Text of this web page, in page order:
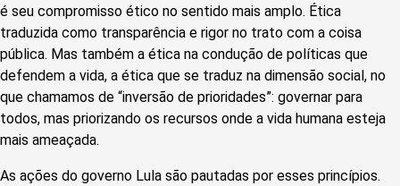
é seu compromisso ético no sentido mais amplo. Ética
traduzida como transparência e rigor no trato com a coisa
pública. Mas também a ética na condução de políticas que
defendem a vida, a ética que se traduz na dimensão social, no
que chamamos de “inversão de prioridades”: governar para
todos, mas priorizando os recursos onde a vida humana esteja
mais ameaçada.
As ações do governo Lula são pautadas por esses princípios.